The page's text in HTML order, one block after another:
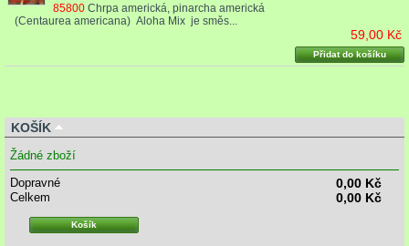
85800 Chrpa americká, pinarcha americká
(Centaurea americana) Aloha Mix je směs...
59,00 Kč
Přidat do košíku
KOŠÍK
Žádné zboží
Dopravné
0,00 Kč
Celkem 0,00 Kč
Košík